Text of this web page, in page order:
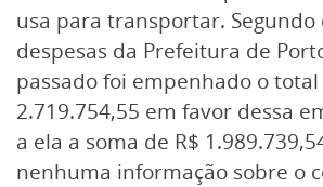
usa para transportar. Segundo
despesas da Prefeitura de
passado foi empenhado o total
2.719.754,55 em favor dessa
a ela a soma de R$
nenhuma informação sobre o